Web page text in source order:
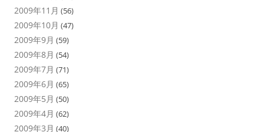
2009年11月 (56)
2009年10月 (47)
2009年9月 (59)
2009年8月 (54)
2009年7月 (71)
2009年6月 (65)
2009年5月 (50)
2009年4月 (62)
2009年3月 (40)